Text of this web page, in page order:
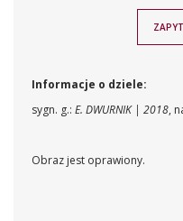
Informacje o dziele:
sygn. g.: E. DWURNIK | 2018,
Obraz jest oprawiony.